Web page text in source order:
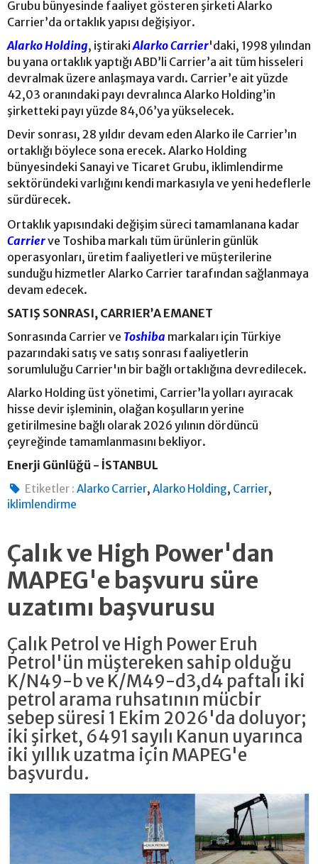
Grubu bünyesinde faaliyet gösteren şirketi Alarko
Carrier’da ortaklık yapısı değişiyor.
Alarko Holding, iştirakiAlarko Carrier'daki, 1998 yılından
bu yana ortaklık yaptığı ABD’li Carrier’a ait tüm hisseleri
devralmak üzere anlaşmaya vardı. Carrier’e ait yüzde
42,03 oranındaki payı devralınca Alarko Holding’in
şirketteki payı yüzde 84,06’ya yükselecek.
Devir sonrası, 28 yıldır devam eden Alarko ile Carrier’ın
ortaklığı böylece sona erecek. Alarko Holding
bünyesindeki Sanayi ve Ticaret Grubu, iklimlendirme
sektöründeki varlığını kendi markasıyla ve yeni hedeflerle
sürdürecek.
Ortaklık yapısındaki değişim süreci tamamlanana kadar
Carrierve Toshiba markalı tüm ürünlerin günlük
operasyonları, üretim faaliyetleri ve müşterilerine
sunduğu hizmetler Alarko Carrier tarafından sağlanmaya
devam edecek.
SATIŞ SONRASI, CARRIER’A EMANET
Sonrasında Carrier ve Toshiba markaları için Türkiye
pazarındaki satış ve satış sonrası faaliyetlerin
sorumluluğu Carrier'ın bir bağlı ortaklığına devredilecek.
Alarko Holding üst yönetimi, Carrier’la yolları ayıracak
hisse devir işleminin, olağan koşulların yerine
getirilmesine bağlı olarak 2026 yılının dördüncü
çeyreğinde tamamlanmasını bekliyor.
Enerji Günlüğü - İSTANBUL
Etiketler : Alarko Carrier,Alarko Holding, Carrier,
iklimlendirme
Çalık ve High Power'dan
MAPEG'e başvuru süre
uzatımı başvurusu
Çalık Petrol ve High Power Eruh
Petrol'ün müştereken sahip olduğu
K/N49-b ve K/M49-d3,d4 paftalı iki
petrol arama ruhsatının mücbir
sebep süresi 1 Ekim 2026'da doluyor;
iki şirket, 6491 sayılı Kanun uyarınca
iki yıllık uzatma için MAPEG'e
başvurdu.